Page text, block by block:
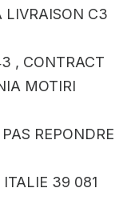
LIVRAISON C3
, CONTRACT
MOTIRI
REPONDRE
39 081